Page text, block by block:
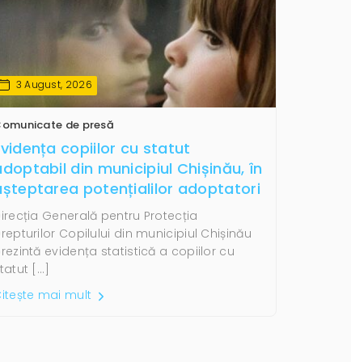
3 August, 2026
de presă
copiilor cu statut
din municipiul Chișinău, în
potențialilor adoptatori
Generală pentru Protecția
Copilului din municipiul Chișinău
evidența statistică a copiilor cu
[…]
mai mult